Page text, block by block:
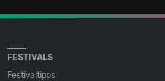
FESTIVALS
Festivaltipps